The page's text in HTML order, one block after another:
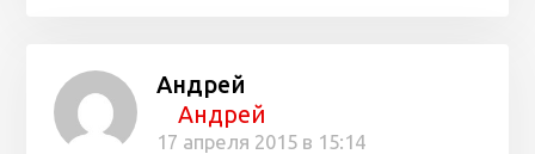
Андрей
Андрей
17 апреля 2015 в 15:14